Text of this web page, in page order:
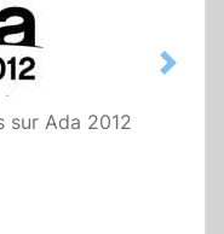
sur Ada 2012
Next